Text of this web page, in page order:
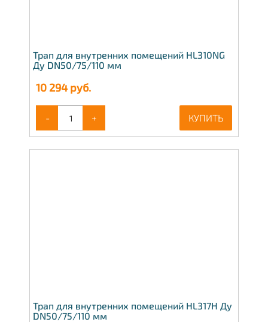
Трап для внутренних помещений HL310NG
Ду DN50/75/110 мм
10 294руб.
- + КУПИТЬ
Трап для внутренних помещений HL317H Ду
DN50/75/110 мм